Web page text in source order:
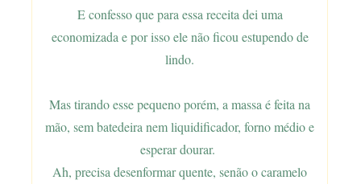
E confesso que para essa receita dei uma
economizada e por isso ele não ficou estupendo de
lindo.
Mas tirando esse pequeno porém, a massa é feita na
mão, sem batedeira nem liquidificador, forno médio e
esperar dourar.
Ah, precisa desenformar quente, senão o caramelo